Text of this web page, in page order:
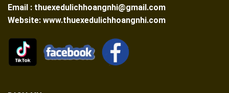
Email : thuexedulichhoangnhi@gmail.com
Website: www.thuexedulichhoangnhi.com